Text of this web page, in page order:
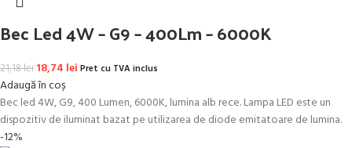
Bec Led 4W – G9 – 400Lm – 6000K
21,18lei Prețul inițial a fost: 21,18 lei.
18,74 leiPrețul curent este: 18,74 lei.
Pret cu TVA inclus
Adaugă în coș
Bec led 4W, G9, 400 Lumen, 6000K, lumina alb rece. Lampa LED este un
dispozitiv de iluminat bazat pe utilizarea de diode emitatoare de lumina.
-12%